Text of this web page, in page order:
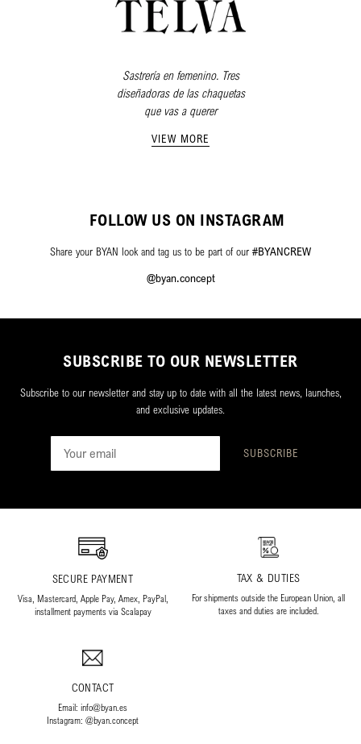
Sastrería en femenino. Tres
diseñadoras de las chaquetas
que vas a querer
VIEW MORE
FOLLOW US ON INSTAGRAM
Share your BYAN look and tag us to be part of our #BYANCREW
@byan.concept
SUBSCRIBE TO OUR NEWSLETTER
Subscribe to our newsletter and stay up to date with all the latest news, launches,
and exclusive updates.
SUBSCRIBE
SECURE PAYMENT
Visa, Mastercard, Apple Pay, Amex, PayPal,
installment payments via Scalapay
TAX & DUTIES
For shipments outside the European Union, all
taxes and duties are included.
CONTACT
Email: info@byan.es
Instagram: @byan.concept